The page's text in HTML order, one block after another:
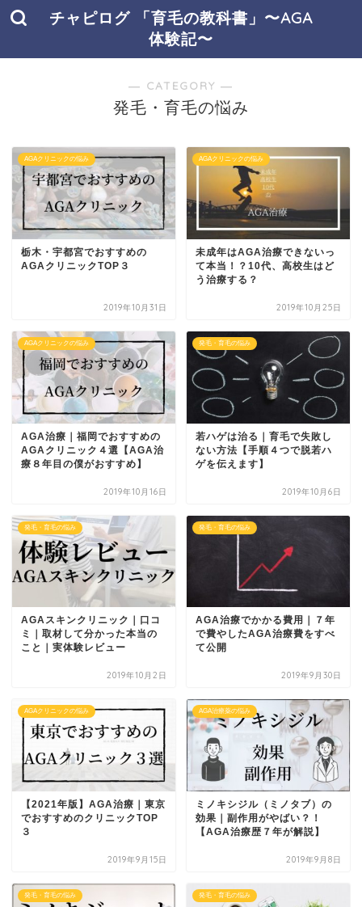
チャピログ 「育毛の教科書」〜AGA
体験記〜
― CATEGORY ―
発毛・育毛の悩み
AGAクリニックの悩み
栃木・宇都宮でおすすめの
AGAクリニックTOP３
2019年10月31日
AGAクリニックの悩み
未成年はAGA治療できないっ
て本当！？10代、高校生はど
う治療する？
2019年10月25日
AGAクリニックの悩み
AGA治療｜福岡でおすすめの
AGAクリニック４選【AGA治
療８年目の僕がおすすめ】
2019年10月16日
発毛・育毛の悩み
若ハゲは治る｜育毛で失敗し
ない方法【手順４つで脱若ハ
ゲを伝えます】
2019年10月6日
発毛・育毛の悩み
AGAスキンクリニック｜口コ
ミ｜取材して分かった本当の
こと｜実体験レビュー
2019年10月2日
発毛・育毛の悩み
AGA治療でかかる費用｜７年
で費やしたAGA治療費をすべ
て公開
2019年9月30日
AGAクリニックの悩み
【2021年版】AGA治療｜東京
でおすすめのクリニックTOP
３
2019年9月15日
AGA治療薬の悩み
ミノキシジル（ミノタブ）の
効果｜副作用がやばい？！
【AGA治療歴７年が解説】
2019年9月8日
発毛・育毛の悩み 発毛・育毛の悩み